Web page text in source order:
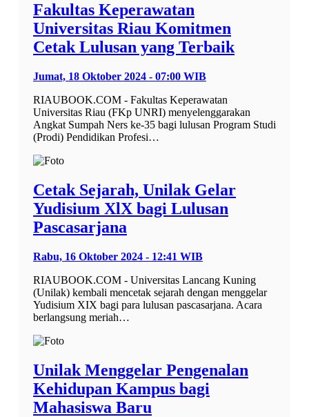
Fakultas Keperawatan
Universitas Riau Komitmen
Cetak Lulusan yang Terbaik
Jumat, 18 Oktober 2024 - 07:00 WIB
RIAUBOOK.COM - Fakultas Keperawatan
Universitas Riau (FKp UNRI) menyelenggarakan
Angkat Sumpah Ners ke-35 bagi lulusan Program Studi
(Prodi) Pendidikan Profesi…
Cetak Sejarah, Unilak Gelar
Yudisium XlX bagi Lulusan
Pascasarjana
Rabu, 16 Oktober 2024 - 12:41 WIB
RIAUBOOK.COM - Universitas Lancang Kuning
(Unilak) kembali mencetak sejarah dengan menggelar
Yudisium XIX bagi para lulusan pascasarjana. Acara
berlangsung meriah…
Unilak Menggelar Pengenalan
Kehidupan Kampus bagi
Mahasiswa Baru